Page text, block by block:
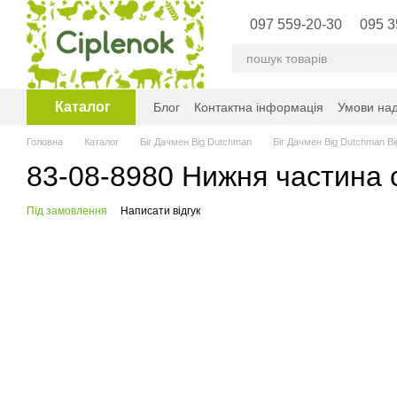
Перейти до основного контенту
097 559-20-30 095
Каталог Блог Контактна інформація Умови
Головна Каталог Біг Дачмен Big Dutchman Біг Дачмен Big Dutchman
83-08-8980 Нижня частина
Під замовлення Написати відгук